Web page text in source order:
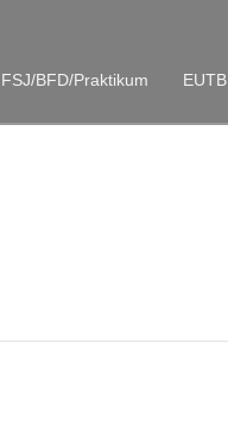
FSJ/BFD/Praktikum EUTB